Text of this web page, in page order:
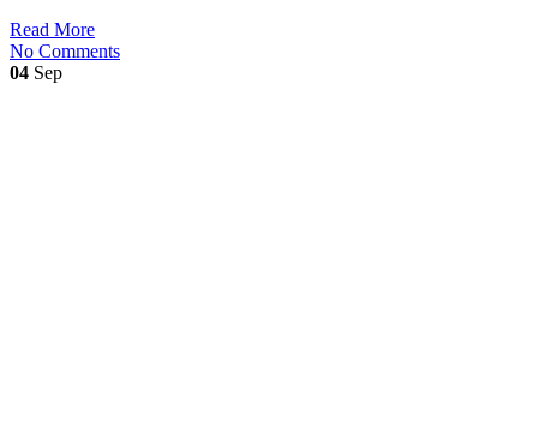
Read More
No Comments
04 Sep